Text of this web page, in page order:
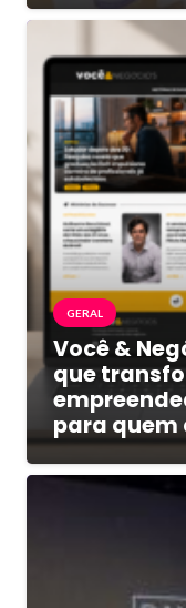
GERAL
Você &
que
para quem